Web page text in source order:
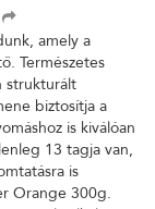
amely a
Természetes
strukturált
biztosítja a
is kiválóan
13 tagja van,
is
Orange 300g.